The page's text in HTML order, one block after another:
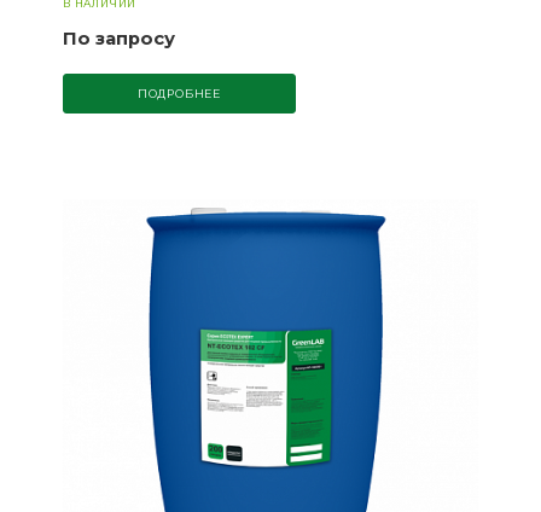
В НАЛИЧИИ
По запросу
ПОДРОБНЕЕ